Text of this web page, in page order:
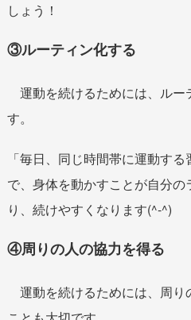
しょう！
③ルーティン化する
運動を続けるためには、ルー
す。
「毎日、同じ時間帯に運動す
で、身体を動かすことが自分
り、続けやすくなります(^-^)
④周りの人の協力を得る
運動を続けるためには、周り